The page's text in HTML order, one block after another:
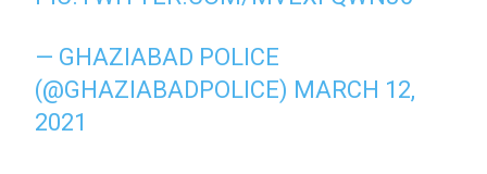
— GHAZIABAD POLICE
(@GHAZIABADPOLICE) MARCH 12,
2021